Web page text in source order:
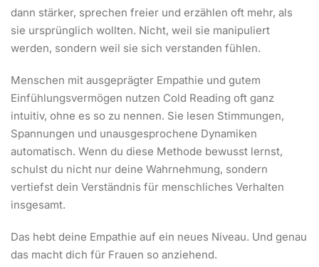
dann stärker, sprechen freier und erzählen oft mehr, als
sie ursprünglich wollten. Nicht, weil sie manipuliert
werden, sondern weil sie sich verstanden fühlen.
Menschen mit ausgeprägter Empathie und gutem
Einfühlungsvermögen nutzen Cold Reading oft ganz
intuitiv, ohne es so zu nennen. Sie lesen Stimmungen,
Spannungen und unausgesprochene Dynamiken
automatisch. Wenn du diese Methode bewusst lernst,
schulst du nicht nur deine Wahrnehmung, sondern
vertiefst dein Verständnis für menschliches Verhalten
insgesamt.
Das hebt deine Empathie auf ein neues Niveau. Und genau
das macht dich für Frauen so anziehend.